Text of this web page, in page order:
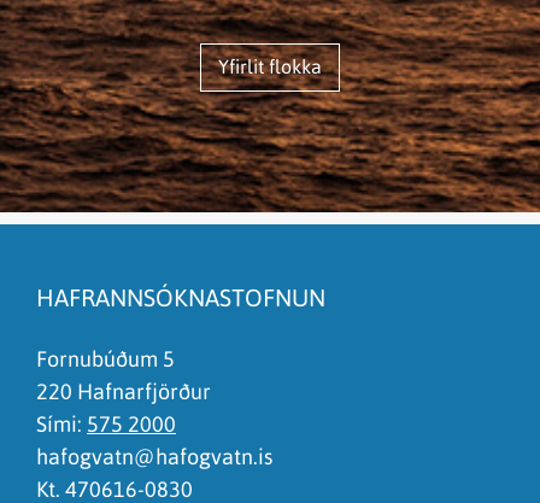
Yfirlit flokka
HAFRANNSÓKNASTOFNUN
Fornubúðum 5
220 Hafnarfjörður
Sími: 575 2000
hafogvatn@hafogvatn.is
Kt. 470616-0830